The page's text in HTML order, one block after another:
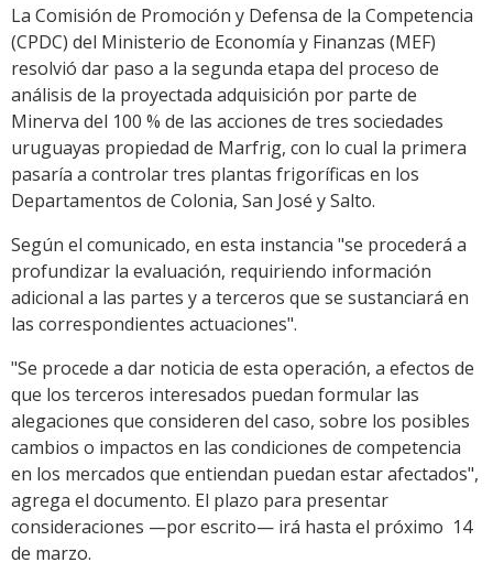
Link
La Comisión de Promoción y Defensa de la Competencia
(CPDC) del Ministerio de Economía y Finanzas (MEF)
resolvió dar paso a la segunda etapa del proceso de
análisis de la proyectada adquisición por parte de
Minerva del 100 % de las acciones de tres sociedades
uruguayas propiedad de Marfrig, con lo cual la primera
pasaría a controlar tres plantas frigoríficas en los
Departamentos de Colonia, San José y Salto.
Según el comunicado, en esta instancia "se procederá a
profundizar la evaluación, requiriendo información
adicional a las partes y a terceros que se sustanciará en
las correspondientes actuaciones".
"Se procede a dar noticia de esta operación, a efectos de
que los terceros interesados puedan formular las
alegaciones que consideren del caso, sobre los posibles
cambios o impactos en las condiciones de competencia
en los mercados que entiendan puedan estar afectados",
agrega el documento. El plazo para presentar
consideraciones —por escrito— irá hasta el próximo 14
de marzo.